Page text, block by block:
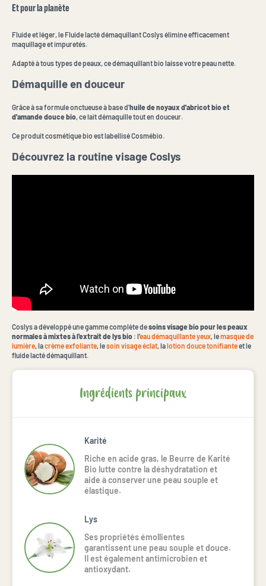
Et pour la planète
Fluide et léger, le Fluide lacté démaquillant Coslys élimine efficacement
maquillage et impuretés.
Adapté à tous types de peaux, ce démaquillant bio laisse votre peau nette.
Démaquille en douceur
Grâce à sa formule onctueuse à base d'huile de noyaux d'abricot bio et
d'amande douce bio , ce lait démaquille tout en douceur.
Ce produit cosmétique bio est labellisé Cosmébio.
Découvrez la routine visage Coslys
Coslys a développé une gamme complète desoins visage bio pour les peaux
normales à mixtes à l'extrait de lys bio : l'eau démaquillante yeux, lemasque de
lumière, lacrème exfoliante, lesoin visage éclat, lalotion douce tonifianteet le
fluide lacté démaquillant.
Ingrédients principaux
Karité
Riche en acide gras, le Beurre de Karité
Bio lutte contre la déshydratation et
aide à conserver une peau souple et
élastique.
Lys
Ses propriétés émollientes
garantissent une peau souple et douce.
Il est également antimicrobien et
antioxydant.